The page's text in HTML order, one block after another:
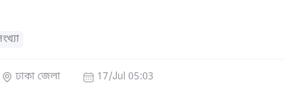
ঢাকা জেলা 17/Jul 05:03